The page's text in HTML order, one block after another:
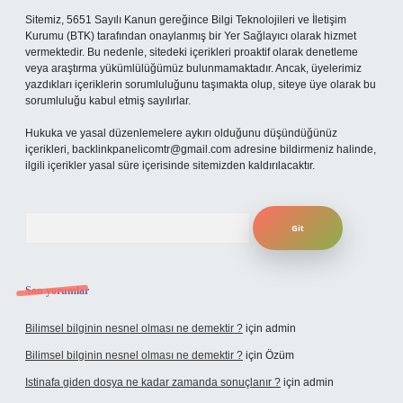
Sitemiz, 5651 Sayılı Kanun gereğince Bilgi Teknolojileri ve İletişim
Kurumu (BTK) tarafından onaylanmış bir Yer Sağlayıcı olarak hizmet
vermektedir. Bu nedenle, sitedeki içerikleri proaktif olarak denetleme
veya araştırma yükümlülüğümüz bulunmamaktadır. Ancak, üyelerimiz
yazdıkları içeriklerin sorumluluğunu taşımakta olup, siteye üye olarak bu
sorumluluğu kabul etmiş sayılırlar.
Hukuka ve yasal düzenlemelere aykırı olduğunu düşündüğünüz
içerikleri, backlinkpanelicomtr@gmail.com adresine bildirmeniz halinde,
ilgili içerikler yasal süre içerisinde sitemizden kaldırılacaktır.
Son yorumlar
Bilimsel bilginin nesnel olması ne demektir ? için admin
Bilimsel bilginin nesnel olması ne demektir ? için Özüm
Istinafa giden dosya ne kadar zamanda sonuçlanır ? için admin